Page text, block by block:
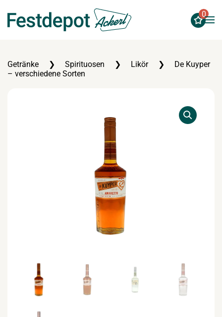
Zum Hauptinhalt springen
0
Getränke Spirituosen Likör
De Kuyper
– verschiedene Sorten